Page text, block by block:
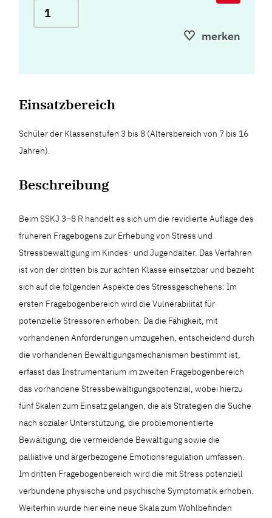
merken
Einsatzbereich
Schüler der Klassenstufen 3 bis 8 (Altersbereich von 7 bis 16
Jahren).
Beschreibung
Beim SSKJ 3–8 R handelt es sich um die revidierte Auflage des
früheren Fragebogens zur Erhebung von Stress und
Stressbewältigung im Kindes- und Jugendalter. Das Verfahren
ist von der dritten bis zur achten Klasse einsetzbar und bezieht
sich auf die folgenden Aspekte des Stressgeschehens: Im
ersten Fragebogenbereich wird die Vulnerabilität für
potenzielle Stressoren erhoben. Da die Fähigkeit, mit
vorhandenen Anforderungen umzugehen, entscheidend durch
die vorhandenen Bewältigungsmechanismen bestimmt ist,
erfasst das Instrumentarium im zweiten Fragebogenbereich
das vorhandene Stressbewältigungspotenzial, wobei hierzu
fünf Skalen zum Einsatz gelangen, die als Strategien die Suche
nach sozialer Unterstützung, die problemorientierte
Bewältigung, die vermeidende Bewältigung sowie die
palliative und ärgerbezogene Emotionsregulation umfassen.
Im dritten Fragebogenbereich wird die mit Stress potenziell
verbundene physische und psychische Symptomatik erhoben.
Weiterhin wurde hier eine neue Skala zum Wohlbefinden